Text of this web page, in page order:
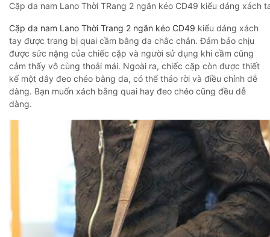
Cặp da nam Lano Thời TRang 2 ngăn kéo CD49 kiểu dáng xách
Cặp da nam Lano Thời Trang 2 ngăn kéo CD49 kiểu dáng xách
tay được trang bị quai cầm bằng da chắc chắn. Đảm bảo chịu
được sức nặng của chiếc cặp và người sử dụng khi cầm cũng
cảm thấy vô cùng thoải mái. Ngoài ra, chiếc cặp còn được thiết
kế một dây đeo chéo bằng da, có thể tháo rời và điều chỉnh dễ
dàng. Bạn muốn xách bằng quai hay đeo chéo cũng đều dễ
dàng.